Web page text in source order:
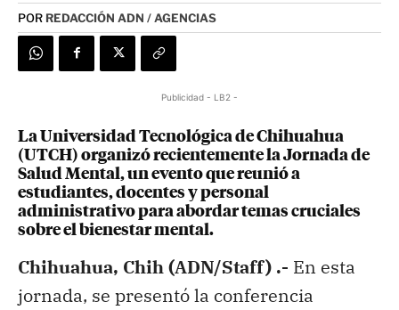
POR REDACCIÓN ADN / AGENCIAS
Publicidad - LB2 -
La Universidad Tecnológica de Chihuahua
(UTCH) organizó recientemente la Jornada de
Salud Mental, un evento que reunió a
estudiantes, docentes y personal
administrativo para abordar temas cruciales
sobre el bienestar mental.
Chihuahua, Chih (ADN/Staff) .- En esta
jornada, se presentó la conferencia